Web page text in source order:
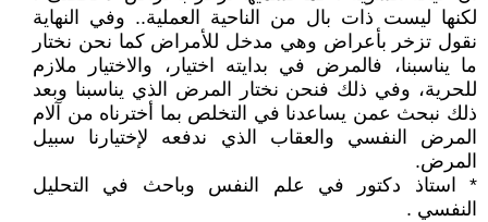
لكنها ليست ذات بال من الناحية العملية.. وفي النهاية
نقول تزخر بأعراض وهي مدخل للأمراض كما نحن نختار
ما يناسبنا، فالمرض في بدايته اختيار، والاختيار ملازم
للحرية، وفي ذلك فنحن نختار المرض الذي يناسبنا وبعد
ذلك نبحث عمن يساعدنا في التخلص بما أخترناه من آلام
المرض النفسي والعقاب الذي ندفعه لإختيارنا سبيل
المرض.
* استاذ دكتور في علم النفس وباحث في التحليل
النفسي .